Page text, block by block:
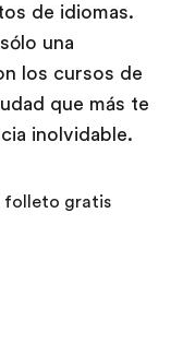
de idiomas.
una
los cursos de
que más te
inolvidable.
folleto gratis